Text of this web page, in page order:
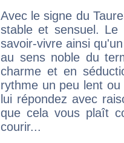
Avec le signe du
stable et sensuel.
savoir-vivre ainsi
au sens noble du
charme et en
rythme un peu lent
lui répondez avec
que cela vous plaît
courir...